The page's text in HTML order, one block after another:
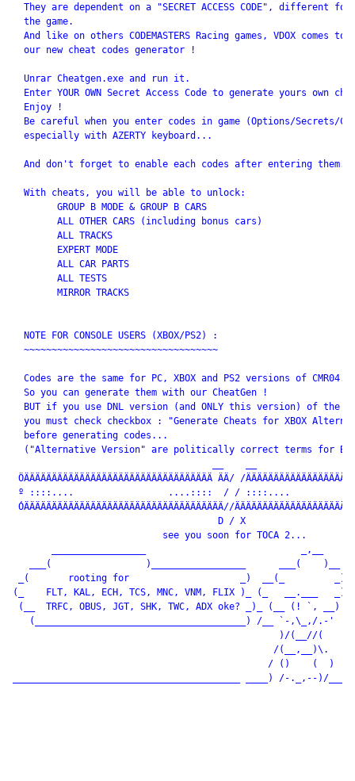
They are dependent on a "SECRET ACCESS CODE", different for
  the game.
And like on others CODEMASTERS Racing games, VDOX comes to
  our new cheat codes generator !
  Unrar Cheatgen.exe and run it.
Enter YOUR OWN Secret Access Code to generate yours own
  Enjoy !
Be careful when you enter codes in game (Options/Secrets/
  especially with AZERTY keyboard...
  And don't forget to enable each codes after entering them.
  With cheats, you will be able to unlock:
        GROUP B MODE & GROUP B CARS
        ALL OTHER CARS (including bonus cars)
        ALL TRACKS
        EXPERT MODE
        ALL CAR PARTS
        ALL TESTS
        MIRROR TRACKS
  NOTE FOR CONSOLE USERS (XBOX/PS2) :
  ~~~~~~~~~~~~~~~~~~~~~~~~~~~~~~~~~~~
Codes are the same for PC, XBOX and PS2 versions of
  So you can generate them with our CheatGen !
BUT if you use DNL version (and ONLY this version) of the
you must check checkbox : "Generate Cheats for XBOX
  before generating codes...
("Alternative Version" are politically correct terms for
ÖÄÄÄÄÄÄÄÄÄÄÄÄÄÄÄÄÄÄÄÄÄÄÄÄÄÄÄÄÄÄÄÄÄÄ ÄÄ/ /
º ::::....                 ....::::  / / ::::....
ÓÄÄÄÄÄÄÄÄÄÄÄÄÄÄÄÄÄÄÄÄÄÄÄÄÄÄÄÄÄÄÄÄÄÄÄÄ//
                                     D / X
                           see you soon for TOCA 2...
       _________________                            _,__
   ___(                 )_________________      ___(    )__
_(       rooting for                    _)  __(_         _)
(_    FLT, KAL, ECH, TCS, MNC, VNM, FLIX )_ (_   __.___   _)
(__  TRFC, OBUS, JGT, SHK, TWC, ADX oke? _)_ (__ (! `, __)
   (______________________________________) /__ `-,\_,/.-'
                                                )/(__//(
                                               /(__,__)\.
                                              / ()    (  )
_________________________________________ ____) /-._,--)/___